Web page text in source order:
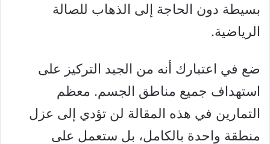
بسيطة دون الحاجة إلى الذهاب للصالة
الرياضية.
ضع في اعتبارك أنه من الجيد التركيز على
استهداف جميع مناطق الجسم. معظم
التمارين في هذه المقالة لن تؤدي إلى عزل
منطقة واحدة بالكامل، بل ستعمل على